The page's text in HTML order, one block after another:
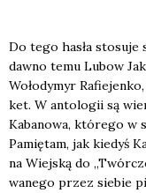
Do tego hasła sto­su­je
daw­no temu Lubow
Woło­dy­myr
ket. W anto­lo­gii są
Kaba­no­wa, któ­re­go w
Pamię­tam, jak kie­dyś
na Wiej­ską do
wa­ne­go przez sie­bie